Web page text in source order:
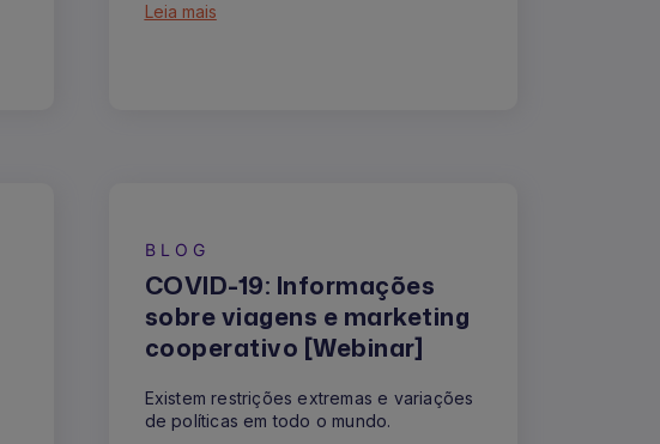
Leia mais
BLOG
COVID-19: Informações
sobre viagens e marketing
cooperativo [Webinar]
Existem restrições extremas e variações
de políticas em todo o mundo.